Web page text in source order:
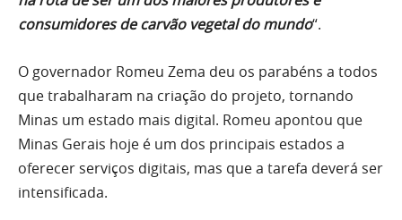
consumidores de carvão vegetal do mundo“.
O governador Romeu Zema deu os parabéns a todos
que trabalharam na criação do projeto, tornando
Minas um estado mais digital. Romeu apontou que
Minas Gerais hoje é um dos principais estados a
oferecer serviços digitais, mas que a tarefa deverá ser
intensificada.